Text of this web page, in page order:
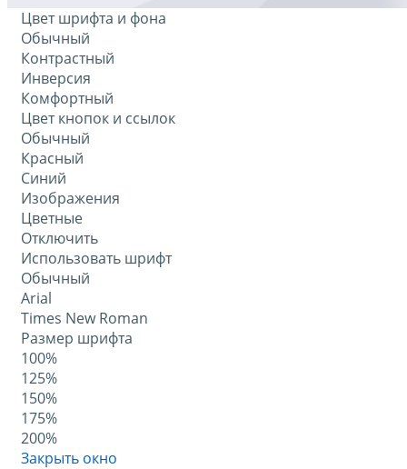
Цвет шрифта и фона
Обычный
Контрастный
Инверсия
Комфортный
Цвет кнопок и ссылок
Обычный
Красный
Синий
Изображения
Цветные
Отключить
Использовать шрифт
Обычный
Arial
Times New Roman
Размер шрифта
100%
125%
150%
175%
200%
Закрыть окно